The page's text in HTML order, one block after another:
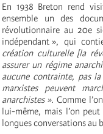
En 1938 Breton rend
ensemble un des
révolutionnaire au 20e
indépendant », qui
création culturelle [la
assurer un régime
aucune contrainte, pas
marxistes peuvent
anarchistes ». Comme
lui-même, mais l’on
longues conversations au